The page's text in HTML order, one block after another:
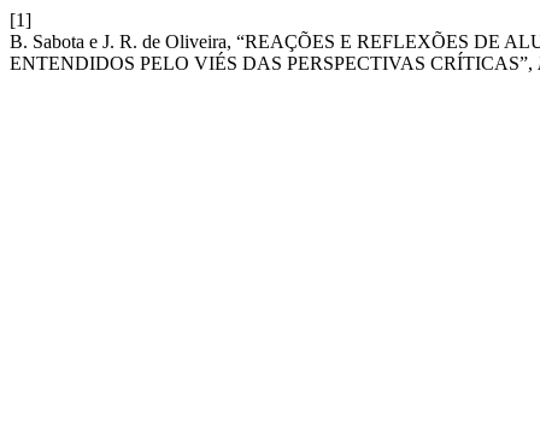
[1]
B. Sabota e J. R. de Oliveira, “REAÇÕES E REFLEXÕES DE
ENTENDIDOS PELO VIÉS DAS PERSPECTIVAS CRÍTICAS”,